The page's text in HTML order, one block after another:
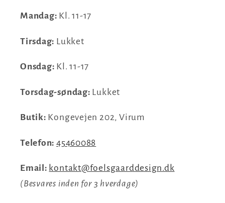
Mandag: Kl. 11-17
Tirsdag: Lukket
Onsdag: Kl. 11-17
Torsdag-søndag: Lukket
Butik: Kongevejen 202, Virum
Telefon:45460088
Email: kontakt@foelsgaarddesign.dk
(Besvares inden for 3 hverdage)